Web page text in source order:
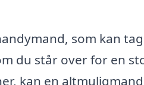
som kan
du står over for en
kan en